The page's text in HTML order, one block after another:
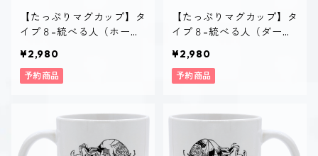
【たっぷりマグカップ】タ
イプ８-統べる人（ホーリ
¥2,980
予約商品
【たっぷりマグカップ】タ
イプ８-統べる人（ダー
¥2,980
予約商品